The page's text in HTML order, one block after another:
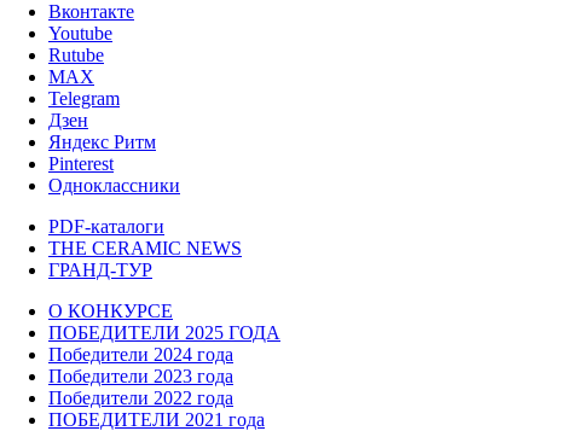
Вконтакте
Youtube
Rutube
MAX
Telegram
Дзен
Яндекс Ритм
Pinterest
Одноклассники
PDF-каталоги
THE CERAMIC NEWS
ГРАНД-ТУР
О КОНКУРСЕ
ПОБЕДИТЕЛИ 2025 ГОДА
Победители 2024 года
Победители 2023 года
Победители 2022 года
ПОБЕДИТЕЛИ 2021 года